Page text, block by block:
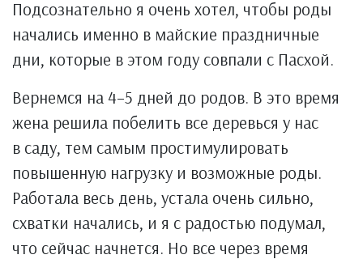
Подсознательно я очень хотел, чтобы роды
начались именно в майские праздничные
дни, которые в этом году совпали с Пасхой.
Вернемся на 4–5 дней до родов. В это время
жена решила побелить все деревься у нас
в саду, тем самым простимулировать
повышенную нагрузку и возможные роды.
Работала весь день, устала очень сильно,
схватки начались, и я с радостью подумал,
что сейчас начнется. Но все через время